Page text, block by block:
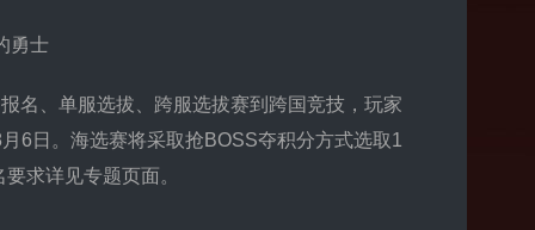
勇士
、单服选拔、跨服选拔赛到跨国竞技，玩家
6日。海选赛将采取抢BOSS夺积分方式选取1
求详见专题页面。